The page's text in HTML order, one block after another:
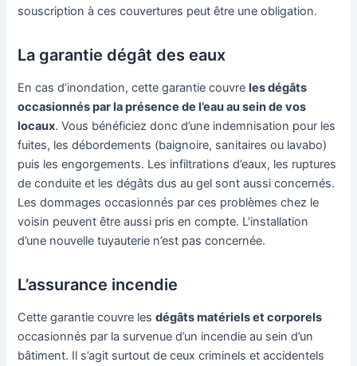
souscription à ces couvertures peut être une obligation.
La garantie dégât des eaux
En cas d’inondation, cette garantie couvreles dégâts
occasionnés par la présence de l’eau au sein de vos
locaux. Vous bénéficiez donc d’une indemnisation pour les
fuites, les débordements (baignoire, sanitaires ou lavabo)
puis les engorgements. Les infiltrations d’eaux, les ruptures
de conduite et les dégâts dus au gel sont aussi concernés.
Les dommages occasionnés par ces problèmes chez le
voisin peuvent être aussi pris en compte. L’installation
d’une nouvelle tuyauterie n’est pas concernée.
L’assurance incendie
Cette garantie couvre lesdégâts matériels et corporels
occasionnés par la survenue d’un incendie au sein d’un
bâtiment. Il s’agit surtout de ceux criminels et accidentels